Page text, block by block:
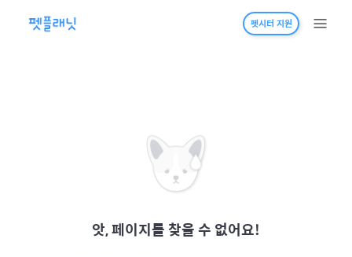
펫시터 지원
앗, 페이지를 찾을 수 없어요!